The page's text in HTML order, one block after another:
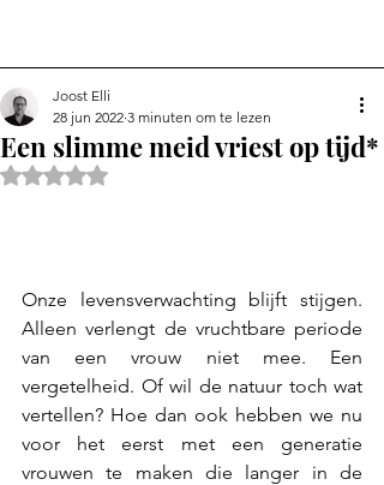
Een slimme meid vriest op tijd*
Joost Elli
28 jun 2022 3 minuten om te lezen
Beoordeeld met NaN uit 5 sterren.
Onze levensverwachting blijft stijgen.
Alleen verlengt de vruchtbare periode
van een vrouw niet mee. Een
vergetelheid. Of wil de natuur toch wat
vertellen? Hoe dan ook hebben we nu
voor het eerst met een generatie
vrouwen te maken die langer in de